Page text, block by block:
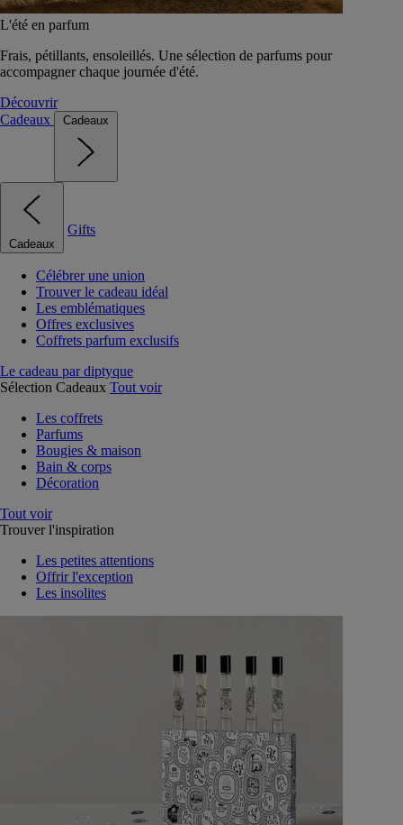
L'été en parfum
Frais, pétillants, ensoleillés. Une sélection de parfums pour
accompagner chaque journée d'été.
Découvrir
Cadeaux
Cadeaux
Cadeaux
Gifts
Célébrer une union
Trouver le cadeau idéal
Les emblématiques
Offres exclusives
Coffrets parfum exclusifs
Le cadeau par diptyque
Sélection Cadeaux Tout voir
Les coffrets
Parfums
Bougies & maison
Bain & corps
Décoration
Tout voir
Trouver l'inspiration
Les petites attentions
Offrir l'exception
Les insolites